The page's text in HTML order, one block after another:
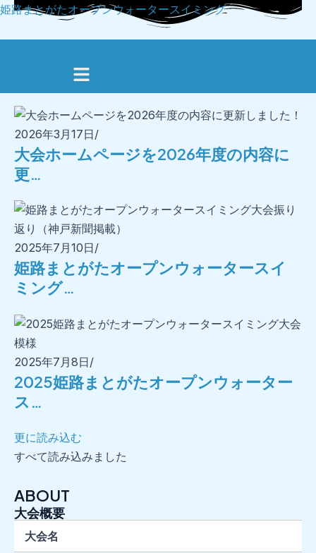
内
姫路まとがたオープンウォータースイミング
メ
ニ
ュ
ー
2026年3月17日/
大会ホームページを2026年度の内容に
更…
2025年7月10日/
姫路まとがたオープンウォータースイ
ミング…
2025年7月8日/
2025姫路まとがたオープンウォーター
ス…
更に読み込む
すべて読み込みました
ABOUT
大会概要
大会名